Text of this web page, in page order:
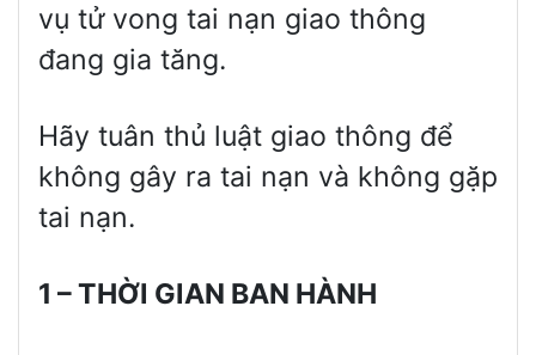
vụ tử vong tai nạn giao thông
đang gia tăng.
Hãy tuân thủ luật giao thông để
không gây ra tai nạn và không gặp
tai nạn.
1 – THỜI GIAN BAN HÀNH